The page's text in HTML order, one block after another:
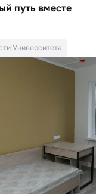
путь вместе
Университета